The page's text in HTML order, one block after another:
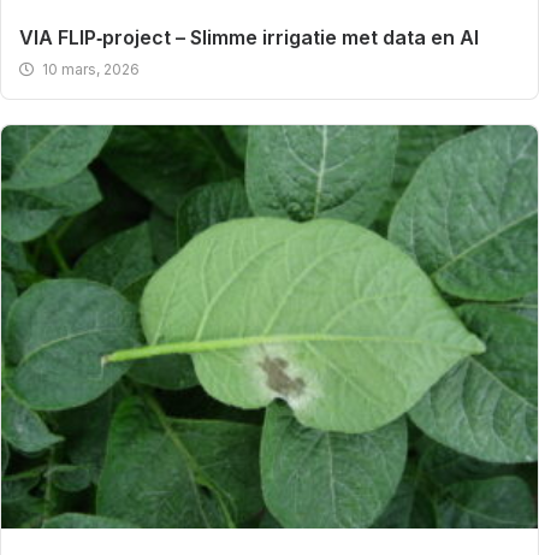
VIA FLIP‑project – Slimme irrigatie met data en AI
10 mars, 2026